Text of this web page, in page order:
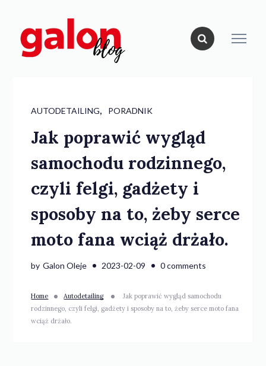
AUTODETAILING, PORADNIK
Jak poprawić wygląd
samochodu rodzinnego,
czyli felgi, gadżety i
sposoby na to, żeby serce
moto fana wciąż drżało.
by Galon Oleje 2023-02-09 0 comments
Home Autodetailing
Jak poprawić wygląd samochodu
rodzinnego, czyli felgi, gadżety i sposoby na to, żeby serce moto fana
wciąż drżało.